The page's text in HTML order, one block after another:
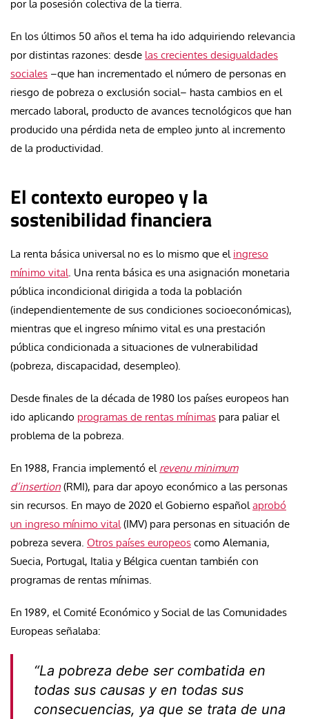
por la posesión colectiva de la tierra.
En los últimos 50 años el tema ha ido adquiriendo relevancia
por distintas razones: desde las crecientes desigualdades
sociales –que han incrementado el número de personas en
riesgo de pobreza o exclusión social– hasta cambios en el
mercado laboral, producto de avances tecnológicos que han
producido una pérdida neta de empleo junto al incremento
de la productividad.
El contexto europeo y la
sostenibilidad financiera
La renta básica universal no es lo mismo que el ingreso
mínimo vital. Una renta básica es una asignación monetaria
pública incondicional dirigida a toda la población
(independientemente de sus condiciones socioeconómicas),
mientras que el ingreso mínimo vital es una prestación
pública condicionada a situaciones de vulnerabilidad
(pobreza, discapacidad, desempleo).
Desde finales de la década de 1980 los países europeos han
ido aplicando programas de rentas mínimas para paliar el
problema de la pobreza.
En 1988, Francia implementó el revenu minimum
d’insertion (RMI), para dar apoyo económico a las personas
sin recursos. En mayo de 2020 el Gobierno españolaprobó
un ingreso mínimo vital(IMV) para personas en situación de
pobreza severa. Otros países europeos como Alemania,
Suecia, Portugal, Italia y Bélgica cuentan también con
programas de rentas mínimas.
En 1989, el Comité Económico y Social de las Comunidades
Europeas señalaba:
“La pobreza debe ser combatida en
todas sus causas y en todas sus
consecuencias, ya que se trata de una